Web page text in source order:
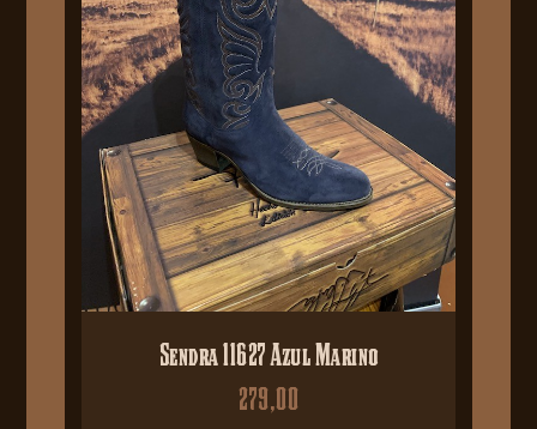
Sendra 11627 Azul Marino
279,00